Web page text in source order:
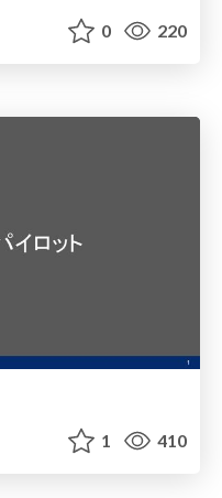
0 220
1 410